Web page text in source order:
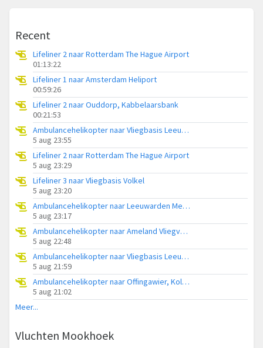
Recent
Lifeliner 2 naar Rotterdam The Hague Airport
01:13:22
Lifeliner 1 naar Amsterdam Heliport
00:59:26
Lifeliner 2 naar Ouddorp, Kabbelaarsbank
00:21:53
Ambulancehelikopter naar Vliegbasis Leeuwarden
5 aug 23:55
Lifeliner 2 naar Rotterdam The Hague Airport
5 aug 23:29
Lifeliner 3 naar Vliegbasis Volkel
5 aug 23:20
Ambulancehelikopter naar Leeuwarden Medical Center Heliport
5 aug 23:17
Ambulancehelikopter naar Ameland Vliegveld Ballum
5 aug 22:48
Ambulancehelikopter naar Vliegbasis Leeuwarden
5 aug 21:59
Ambulancehelikopter naar Offingawier, Kolmarslân
5 aug 21:02
Meer...
Vluchten Mookhoek